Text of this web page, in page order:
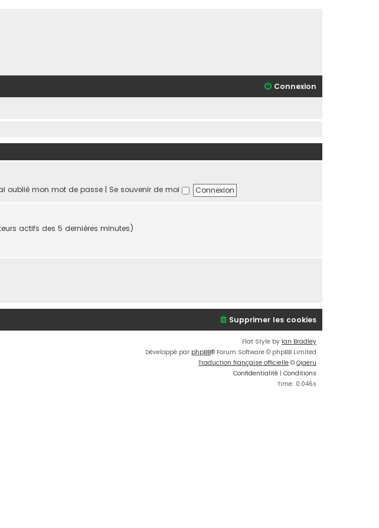
Connexion
oublié mon mot de passe | Se souvenir de moi
actifs des 5 dernières minutes)
Supprimer les cookies
Flat Style by Ian Bradley
Développé par phpBB® Forum Software © phpBB Limited
Traduction française officielle © Qiaeru
Confidentialité | Conditions
Time: 0.046s